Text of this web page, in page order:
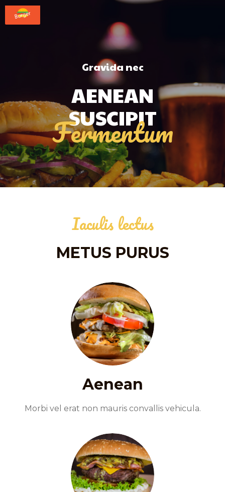
Gravida nec
AENEAN
SUSCIPIT
Fermentum
Iaculis lectus
METUS PURUS
Aenean
Morbi vel erat non mauris convallis vehicula.